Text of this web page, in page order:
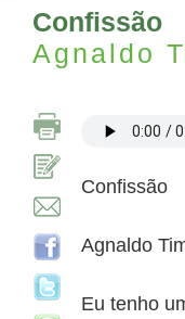
Confissão
Agnaldo
Confissão
Agnaldo
Eu tenho